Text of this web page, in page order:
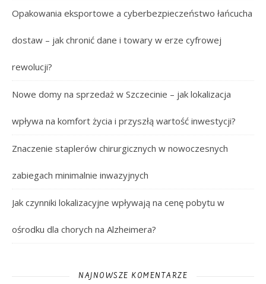
Opakowania eksportowe a cyberbezpieczeństwo łańcucha
dostaw – jak chronić dane i towary w erze cyfrowej
rewolucji?
Nowe domy na sprzedaż w Szczecinie – jak lokalizacja
wpływa na komfort życia i przyszłą wartość inwestycji?
Znaczenie staplerów chirurgicznych w nowoczesnych
zabiegach minimalnie inwazyjnych
Jak czynniki lokalizacyjne wpływają na cenę pobytu w
ośrodku dla chorych na Alzheimera?
NAJNOWSZE KOMENTARZE